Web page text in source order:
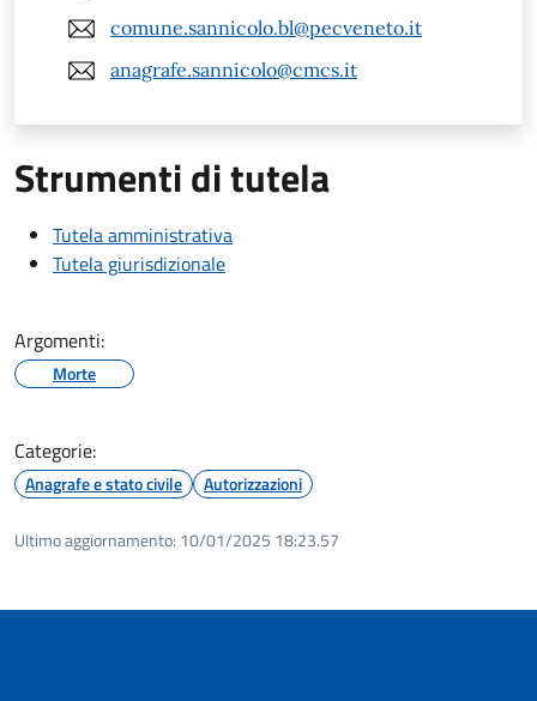
comune.sannicolo.bl@pecveneto.it
anagrafe.sannicolo@cmcs.it
Strumenti di tutela
Tutela amministrativa
Tutela giurisdizionale
Argomenti:
Morte
Categorie:
Anagrafe e stato civile Autorizzazioni
Ultimo aggiornamento: 10/01/2025 18:23.57